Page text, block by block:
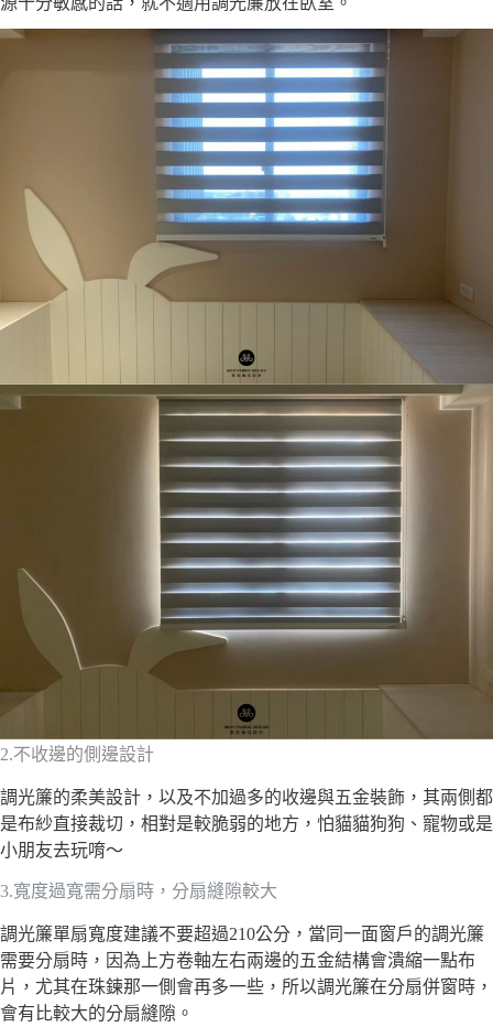
2.不收邊的側邊設計
調光簾的柔美設計，以及不加過多的收邊與五金裝飾，其兩側都
是布紗直接裁切，相對是較脆弱的地方，怕貓貓狗狗、寵物或是
小朋友去玩唷～
3.寬度過寬需分扇時，分扇縫隙較大
調光簾單扇寬度建議不要超過210公分，當同一面窗戶的調光簾
需要分扇時，因為上方卷軸左右兩邊的五金結構會潰縮一點布
片，尤其在珠鍊那一側會再多一些，所以調光簾在分扇併窗時，
會有比較大的分扇縫隙。